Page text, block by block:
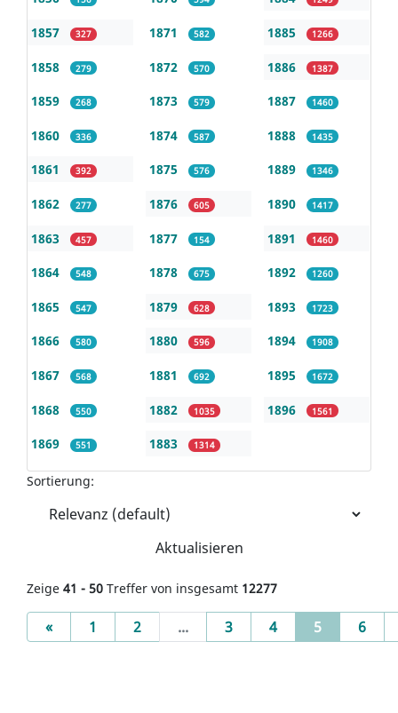
1857 327
1858 279
1859 268
1860 336
1861 392
1862 277
1863 457
1864 548
1865 547
1866 580
1867 568
1868 550
1869 551
1871 582
1872 570
1873 579
1874 587
1875 576
1876 605
1877 154
1878 675
1879 628
1880 596
1881 692
1882 1035
1883 1314
1885 1266
1886 1387
1887 1460
1888 1435
1889 1346
1890 1417
1891 1460
1892 1260
1893 1723
1894 1908
1895 1672
1896 1561
Sortierung:
Aktualisieren
Zeige 41 - 50 Treffer von insgesamt 12277
«Previous
1 2 ... 3 4 5(current)
6